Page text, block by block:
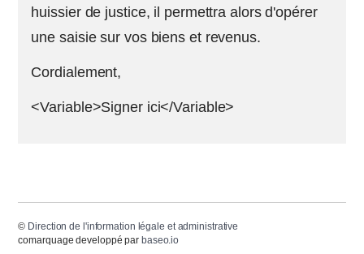
huissier de justice, il permettra alors d'opérer
une saisie sur vos biens et revenus.
Cordialement,
<Variable>Signer ici</Variable>
© Direction de l'information légale et administrative
comarquage developpé par baseo.io